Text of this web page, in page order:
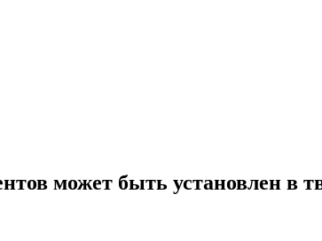
может быть установлен в